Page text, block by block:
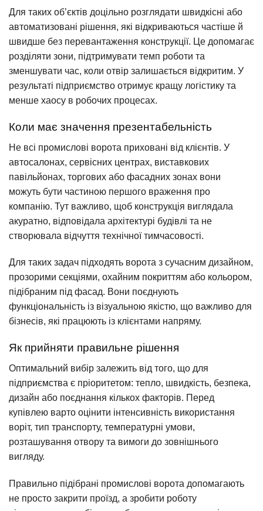
Для таких об’єктів доцільно розглядати швидкісні або
автоматизовані рішення, які відкриваються частіше й
швидше без перевантаження конструкції. Це допомагає
розділяти зони, підтримувати темп роботи та
зменшувати час, коли отвір залишається відкритим. У
результаті підприємство отримує кращу логістику та
менше хаосу в робочих процесах.
Коли має значення презентабельність
Не всі промислові ворота приховані від клієнтів. У
автосалонах, сервісних центрах, виставкових
павільйонах, торгових або фасадних зонах вони
можуть бути частиною першого враження про
компанію. Тут важливо, щоб конструкція виглядала
акуратно, відповідала архітектурі будівлі та не
створювала відчуття технічної тимчасовості.
Для таких задач підходять ворота з сучасним дизайном,
прозорими секціями, охайним покриттям або кольором,
підібраним під фасад. Вони поєднують
функціональність із візуальною якістю, що важливо для
бізнесів, які працюють із клієнтами напряму.
Як прийняти правильне рішення
Оптимальний вибір залежить від того, що для
підприємства є пріоритетом: тепло, швидкість, безпека,
дизайн або поєднання кількох факторів. Перед
купівлею варто оцінити інтенсивність використання
воріт, тип транспорту, температурні умови,
розташування отвору та вимоги до зовнішнього
вигляду.
Правильно підібрані промислові ворота допомагають
не просто закрити проїзд, а зробити роботу